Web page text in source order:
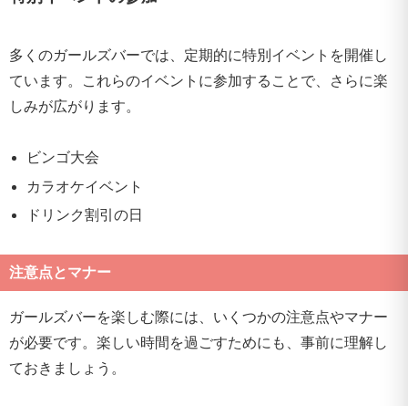
多くのガールズバーでは、定期的に特別イベントを開催し
ています。これらのイベントに参加することで、さらに楽
しみが広がります。
ビンゴ大会
カラオケイベント
ドリンク割引の日
注意点とマナー
ガールズバーを楽しむ際には、いくつかの注意点やマナー
が必要です。楽しい時間を過ごすためにも、事前に理解し
ておきましょう。